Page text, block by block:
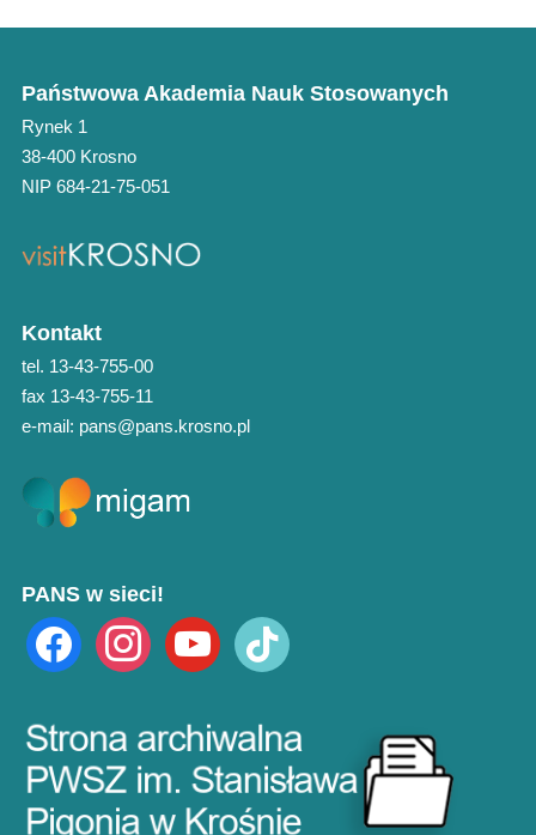
Państwowa Akademia Nauk Stosowanych
Rynek 1
38-400 Krosno
NIP 684-21-75-051
Kontakt
tel. 13-43-755-00
fax 13-43-755-11
e-mail: pans@pans.krosno.pl
PANS w sieci!
facebook instagramyoutube tiktok